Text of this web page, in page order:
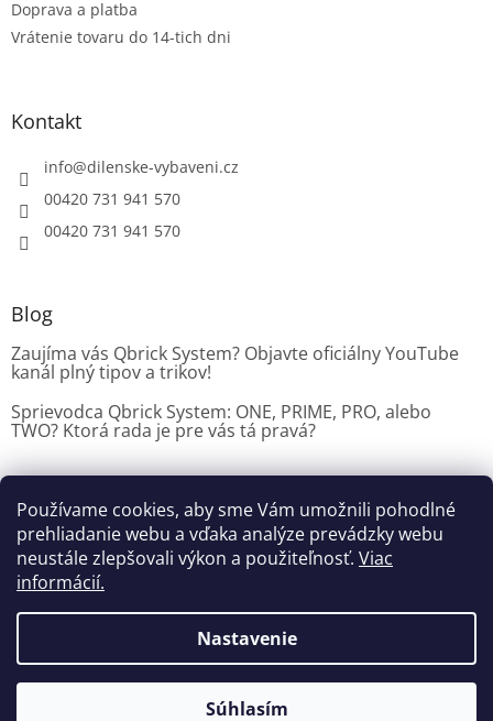
Používame cookies, aby sme Vám umožnili pohodlné
prehliadanie webu a vďaka analýze prevádzky webu
neustále zlepšovali výkon a použiteľnosť. Viac
informácií.
Nastavenie
Súhlasím
Doprava a platba
Vrátenie tovaru do 14-tich dni
Kontakt
info@dilenske-vybaveni.cz
00420 731 941 570
00420 731 941 570
Blog
Zaujíma vás Qbrick System? Objavte oficiálny YouTube
kanál plný tipov a trikov!
Sprievodca Qbrick System: ONE, PRIME, PRO, alebo
TWO? Ktorá rada je pre vás tá pravá?
Dílenské vybavení CZ
vyhradené.